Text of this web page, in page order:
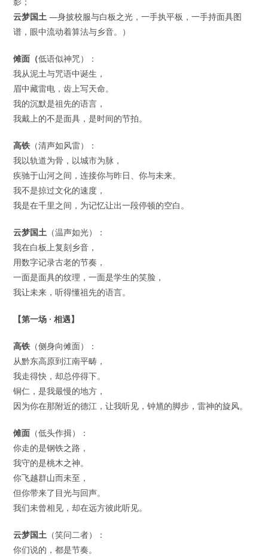
云梦国土 —身披校服与白板之光，一手执平板，一手持面具图
谱，眼中流动着算法与乡音。）
傩面（低语似神咒）：
我从泥土与咒语中诞生，
眉中藏雷电，齿上写天命。
我的沉默是祖先的语言，
我戴上的不是面具，是时间的节拍。
高铁 （清声如风雷）：
我以轨道为骨，以城市为脉，
疾驰于山河之间，连接你与昨日、你与未来。
我不是掠过文化的速度，
我是在千里之间，为记忆让出一段停顿的空白。
云梦国土 （温声如光）：
我在白板上复刻乡音，
用数字记录古老的节奏，
一面是面具的纹理，一面是学生的笑脸，
我让未来，听得懂祖先的语言。
【第一场 · 相遇】
高铁 （侧身向傩面）：
从黔东高原到江南平畴，
我走得快，却总停得下。
铜仁，是我最慢的地方，
因为你在那附近的德江，让我听见，钟馗的脚步，雷神的旋风。
傩面 （低头作揖）：
你走的是钢铁之路，
我守的是桃木之神。
你飞越群山而未至，
但你带来了目光与回声。
我们未曾相见，却在远方彼此听见。
云梦国土 （笑问二者）：
你们说的，都是节奏。